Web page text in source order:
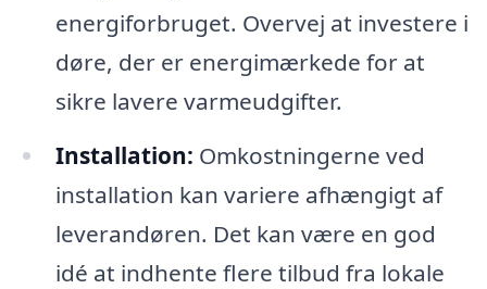
energiforbruget. Overvej at investere i
døre, der er energimærkede for at
sikre lavere varmeudgifter.
Installation: Omkostningerne ved
installation kan variere afhængigt af
leverandøren. Det kan være en god
idé at indhente flere tilbud fra lokale